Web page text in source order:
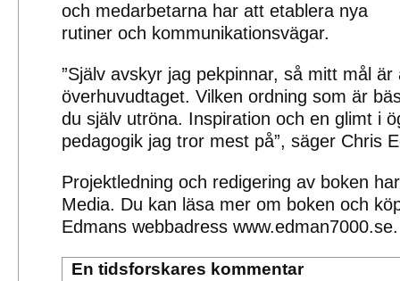
och medarbetarna har att etablera nya
rutiner och kommunikationsvägar.
”Själv avskyr jag pekpinnar, så mitt mål
överhuvudtaget. Vilken ordning som är
du själv utröna. Inspiration och en glimt i
pedagogik jag tror mest på”, säger Chris
Projektledning och redigering av boken
Media. Du kan läsa mer om boken och
Edmans webbadress www.edman7000.se.
En tidsforskares kommentar